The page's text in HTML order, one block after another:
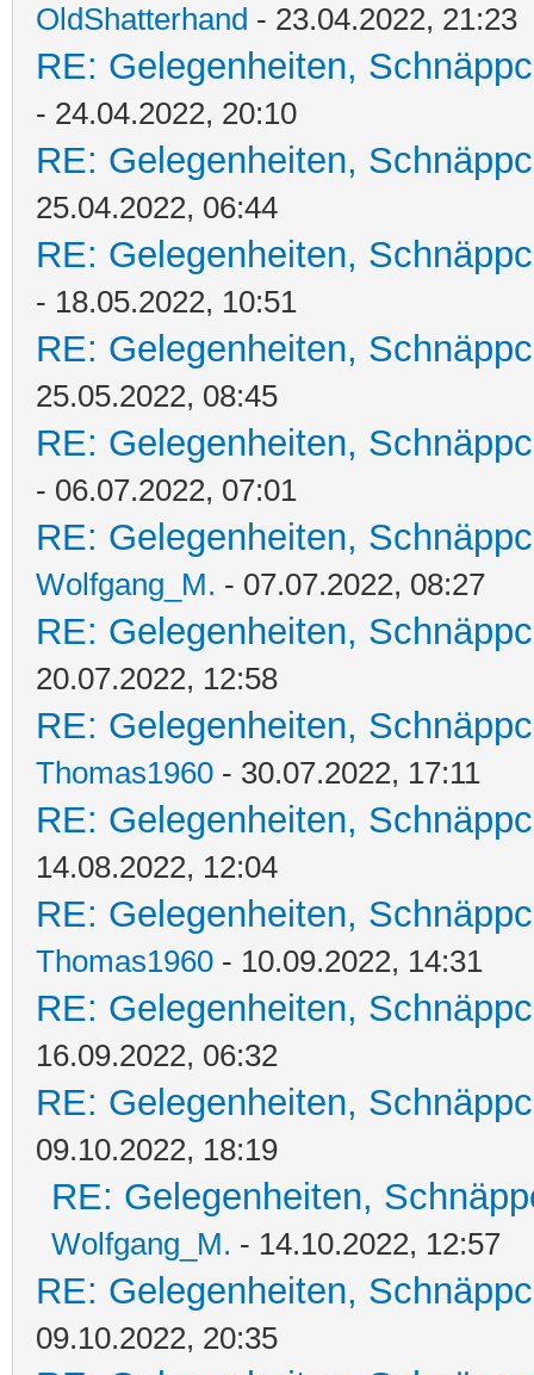
OldShatterhand - 23.04.2022, 21:23
RE: Gelegenheiten,
- 24.04.2022, 20:10
RE: Gelegenheiten,
25.04.2022, 06:44
RE: Gelegenheiten,
- 18.05.2022, 10:51
RE: Gelegenheiten,
25.05.2022, 08:45
RE: Gelegenheiten,
- 06.07.2022, 07:01
RE: Gelegenheiten,
Wolfgang_M. - 07.07.2022, 08:27
RE: Gelegenheiten,
20.07.2022, 12:58
RE: Gelegenheiten,
Thomas1960 - 30.07.2022, 17:11
RE: Gelegenheiten,
14.08.2022, 12:04
RE: Gelegenheiten,
Thomas1960 - 10.09.2022, 14:31
RE: Gelegenheiten,
16.09.2022, 06:32
RE: Gelegenheiten,
09.10.2022, 18:19
RE: Gelegenheiten,
Wolfgang_M. - 14.10.2022, 12:57
RE: Gelegenheiten,
09.10.2022, 20:35